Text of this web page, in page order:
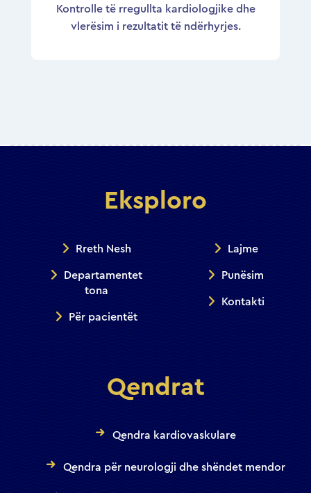
Kontrolle të rregullta kardiologjike dhe
vlerësim i rezultatit të ndërhyrjes.
Eksploro
Rreth Nesh
Departamentet
tona
Për pacientët
Lajme
Punësim
Kontakti
Qendrat
Qendra kardiovaskulare
Qendra për neurologji dhe shëndet mendor